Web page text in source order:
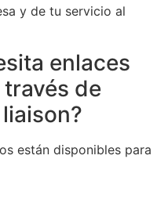
y de tu servicio al
enlaces
de
están disponibles para